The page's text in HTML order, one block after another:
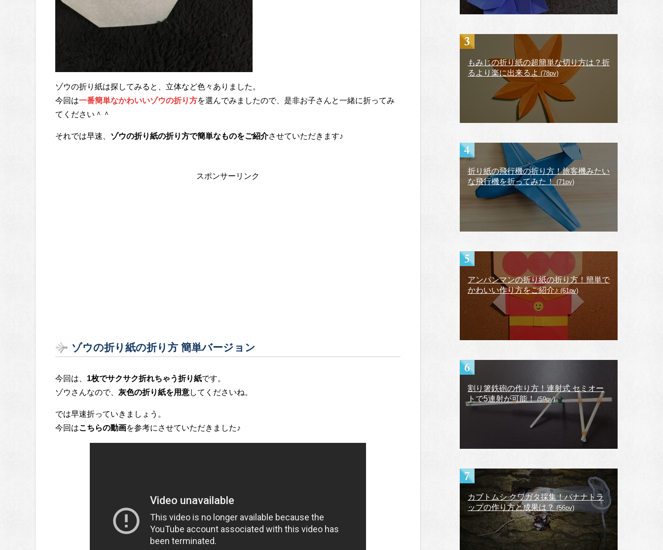
ゾウの折り紙は探してみると、立体など色々ありました。
今回は一番簡単なかわいいゾウの折り方を選んでみましたので、是非お子さんと一緒に折ってみ
てください＾＾
それでは早速、 ゾウの折り紙の折り方で簡単なものをご紹介させていただきます♪
スポンサーリンク
ゾウの折り紙の折り方 簡単バージョン
今回は、 1枚でサクサク折れちゃう折り紙です。
ゾウさんなので、 灰色の折り紙を用意してくださいね。
では早速折っていきましょう。
今回はこちらの動画を参考にさせていただきました♪
もみじの折り紙の超簡単な切り方は？折
るより楽に出来るよ (78pv)
折り紙の飛行機の折り方！旅客機みたい
な飛行機を折ってみた！ (71pv)
アンパンマンの折り紙の折り方！簡単で
かわいい作り方をご紹介♪ (61pv)
割り箸鉄砲の作り方！連射式 セミオー
トで5連射が可能！(59pv)
カブトムシ クワガタ採集！バナナトラ
ップの作り方と成果は？ (56pv)